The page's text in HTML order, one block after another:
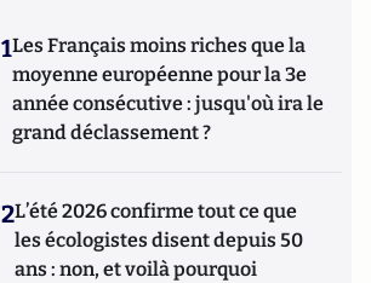
1Les Français moins riches que la
moyenne européenne pour la 3e
année consécutive : jusqu'où ira le
grand déclassement ?
2L’été 2026 confirme tout ce que
les écologistes disent depuis 50
ans : non, et voilà pourquoi